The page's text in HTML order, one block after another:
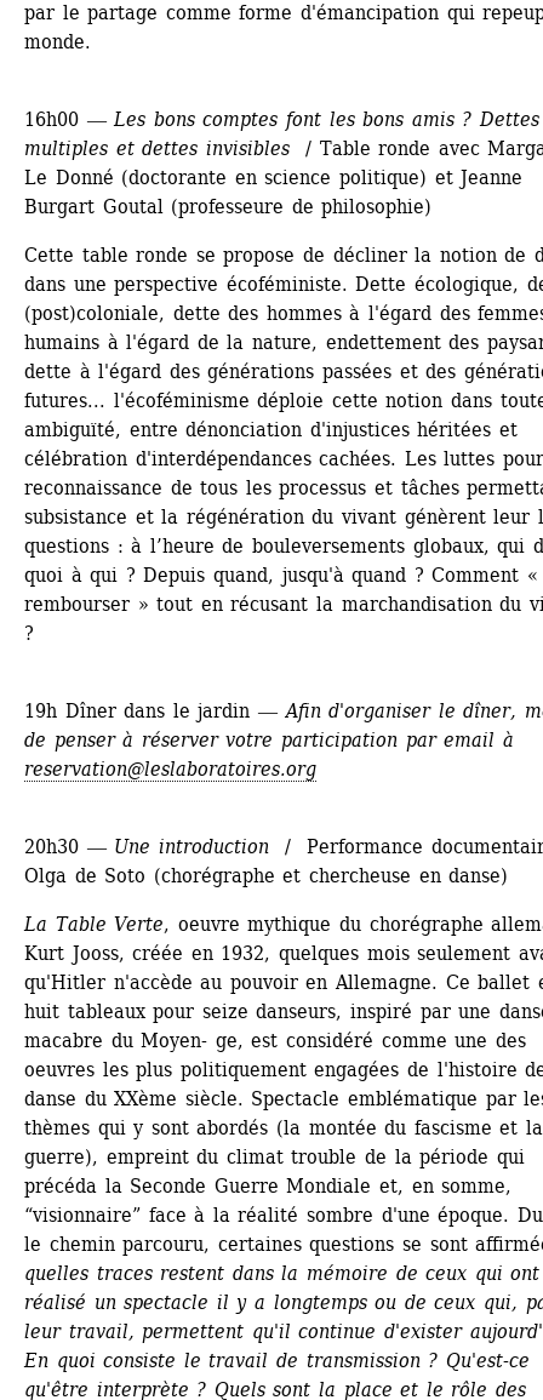
par le partage comme forme d'émancipation qui
monde.
16h00 ― Les bons comptes font les bons amis ? Dettes
multiples et dettes invisibles/ Table ronde avec
Le Donné (doctorante en science politique) et Jeanne
Burgart Goutal (professeure de philosophie)
Cette table ronde se propose de décliner la notion de
dans une perspective écoféministe. Dette écologique,
(post)coloniale, dette des hommes à l'égard des
humains à l'égard de la nature, endettement des
dette à l'égard des générations passées et des
futures... l'écoféminisme déploie cette notion dans
ambiguïté, entre dénonciation d'injustices héritées et
célébration d'interdépendances cachées. Les luttes
reconnaissance de tous les processus et tâches
subsistance et la régénération du vivant génèrent leur
questions : à l’heure de bouleversements globaux, qui
quoi à qui ? Depuis quand, jusqu'à quand ? Comment «
rembourser » tout en récusant la marchandisation du
?
19h Dîner dans le jardin ― Afin d'organiser le dîner,
de penser à réserver votre participation par email à
reservation@leslaboratoires.org
20h30 ― Une introduction /
Performance
Olga de Soto (chorégraphe et chercheuse en danse)
La Table Verte, oeuvre mythique du chorégraphe
Kurt Jooss, créée en 1932, quelques mois seulement
qu'Hitler n'accède au pouvoir en Allemagne. Ce ballet
huit tableaux pour seize danseurs, inspiré par une
macabre du Moyen- ge, est considéré comme une des
oeuvres les plus politiquement engagées de l'histoire
danse du XXème siècle. Spectacle emblématique par
thèmes qui y sont abordés (la montée du fascisme et la
guerre), empreint du climat trouble de la période qui
précéda la Seconde Guerre Mondiale et, en somme,
“visionnaire” face à la réalité sombre d'une époque.
le chemin parcouru, certaines questions se sont
quelles traces restent dans la mémoire de ceux qui ont
réalisé un spectacle il y a longtemps ou de ceux qui,
leur travail, permettent qu'il continue d'exister
En quoi consiste le travail de transmission ? Qu'est-ce
qu'être interprète ? Quels sont la place et le rôle des